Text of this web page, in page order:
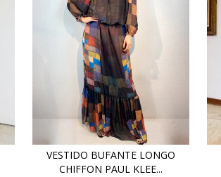
VESTIDO BUFANTE LONGO
CHIFFON PAUL KLEE...